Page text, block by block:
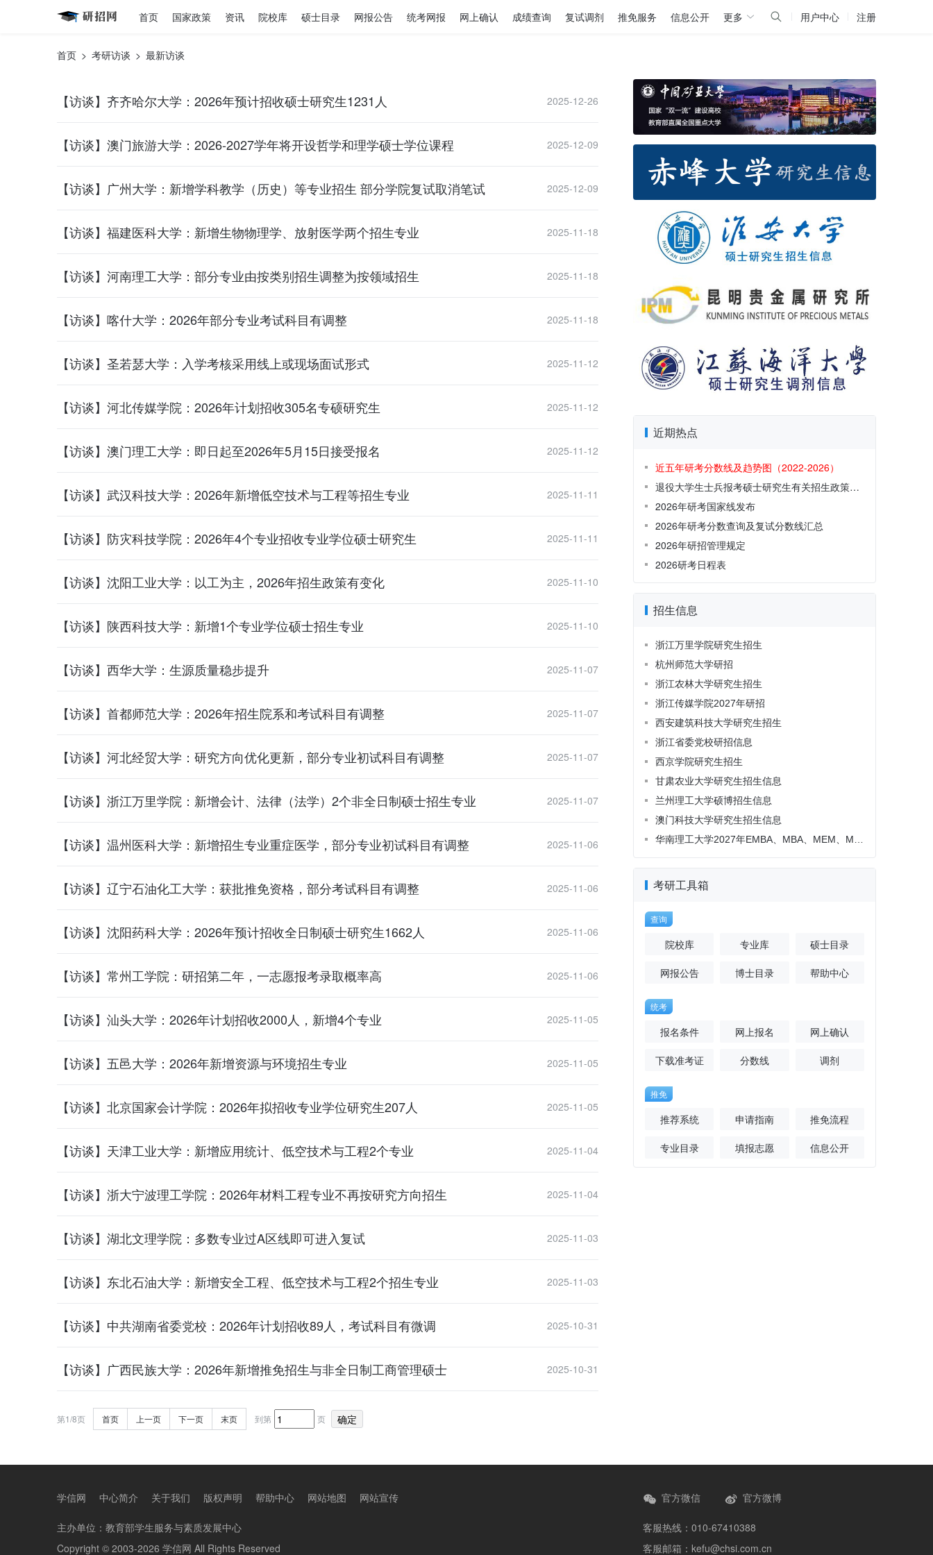
首页 国家政策 资讯 院校库 硕士目录 网报公告 统考网报 网上确认 成绩查询 复试调剂 推免服务 信息公开 更多 用户中心 注册
首页 > 考研访谈 > 最新访谈
【访谈】齐齐哈尔大学：2026年预计招收硕士研究生1231人 2025-12-26
【访谈】澳门旅游大学：2026-2027学年将开设哲学和理学硕士学位课程 2025-12-09
【访谈】广州大学：新增学科教学（历史）等专业招生 部分学院复试取消笔试 2025-12-09
【访谈】福建医科大学：新增生物物理学、放射医学两个招生专业 2025-11-18
【访谈】河南理工大学：部分专业由按类别招生调整为按领域招生 2025-11-18
【访谈】喀什大学：2026年部分专业考试科目有调整 2025-11-18
【访谈】圣若瑟大学：入学考核采用线上或现场面试形式 2025-11-12
【访谈】河北传媒学院：2026年计划招收305名专硕研究生 2025-11-12
【访谈】澳门理工大学：即日起至2026年5月15日接受报名 2025-11-12
【访谈】武汉科技大学：2026年新增低空技术与工程等招生专业 2025-11-11
【访谈】防灾科技学院：2026年4个专业招收专业学位硕士研究生 2025-11-11
【访谈】沈阳工业大学：以工为主，2026年招生政策有变化 2025-11-10
【访谈】陕西科技大学：新增1个专业学位硕士招生专业 2025-11-10
【访谈】西华大学：生源质量稳步提升 2025-11-07
【访谈】首都师范大学：2026年招生院系和考试科目有调整 2025-11-07
【访谈】河北经贸大学：研究方向优化更新，部分专业初试科目有调整 2025-11-07
【访谈】浙江万里学院：新增会计、法律（法学）2个非全日制硕士招生专业 2025-11-07
【访谈】温州医科大学：新增招生专业重症医学，部分专业初试科目有调整 2025-11-06
【访谈】辽宁石油化工大学：获批推免资格，部分考试科目有调整 2025-11-06
【访谈】沈阳药科大学：2026年预计招收全日制硕士研究生1662人 2025-11-06
【访谈】常州工学院：研招第二年，一志愿报考录取概率高 2025-11-06
【访谈】汕头大学：2026年计划招收2000人，新增4个专业 2025-11-05
【访谈】五邑大学：2026年新增资源与环境招生专业 2025-11-05
【访谈】北京国家会计学院：2026年拟招收专业学位研究生207人 2025-11-05
【访谈】天津工业大学：新增应用统计、低空技术与工程2个专业 2025-11-04
【访谈】浙大宁波理工学院：2026年材料工程专业不再按研究方向招生 2025-11-04
【访谈】湖北文理学院：多数专业过A区线即可进入复试 2025-11-03
【访谈】东北石油大学：新增安全工程、低空技术与工程2个招生专业 2025-11-03
【访谈】中共湖南省委党校：2026年计划招收89人，考试科目有微调 2025-10-31
【访谈】广西民族大学：2026年新增推免招生与非全日制工商管理硕士 2025-10-31
第1/8页 首页 上一页 下一页 末页 到第 页
近期热点
近五年研考分数线及趋势图（2022-2026）
退役大学生士兵报考硕士研究生有关招生政策解读
2026年研考国家线发布
2026年研考分数查询及复试分数线汇总
2026年研招管理规定
2026研考日程表
招生信息
考研工具箱
查询
院校库 专业库 硕士目录
网报公告 博士目录 帮助中心
统考
报名条件 网上报名 网上确认
下载准考证 分数线 调剂
推免
推荐系统 申请指南 推免流程
专业目录 填报志愿 信息公开
学信网 中心简介 关于我们 版权声明 帮助中心 网站地图 网站宣传
主办单位： 教育部学生服务与素质发展中心
Copyright © 2003-2026 学信网 All Rights Reserved
官方微信 官方微博
客服热线：010-67410388
客服邮箱：kefu@chsi.com.cn